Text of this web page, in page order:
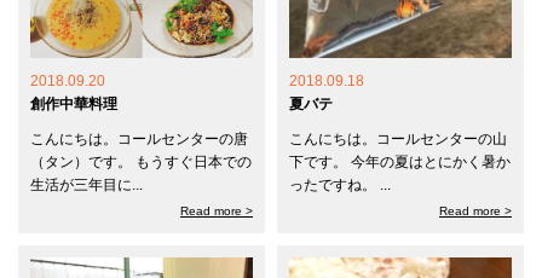
2018.09.20
創作中華料理
こんにちは。コールセンターの唐
（タン）です。 もうすぐ日本での
生活が三年目に...
Read more >
2018.09.18
夏バテ
こんにちは。コールセンターの山
下です。 今年の夏はとにかく暑か
ったですね。 ...
Read more >